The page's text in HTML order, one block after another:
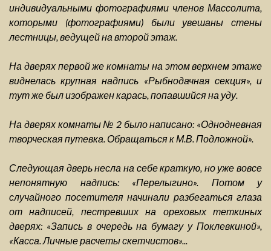
индивидуальными фотографиями членов Массолита,
которыми (фотографиями) были увешаны стены
лестницы, ведущей на второй этаж.
На дверях первой же комнаты на этом верхнем этаже
виднелась крупная надпись «Рыбнодачная секция», и
тут же был изображен карась, попавшийся на уду.
На дверях комнаты № 2 было написано: «Однодневная
творческая путевка. Обращаться к М.В. Подложной».
Следующая дверь несла на себе краткую, но уже вовсе
непонятную надпись: «Перелыгино». Потом у
случайного посетителя начинали разбегаться глаза
от надписей, пестревших на ореховых теткиных
дверях: «Запись в очередь на бумагу у Поклевкиной»,
«Касса. Личные расчеты скетчистов»...